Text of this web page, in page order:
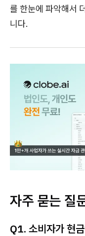
를 한눈에 파악해서
니다.
자주 묻는 질
Q1. 소비자가 현